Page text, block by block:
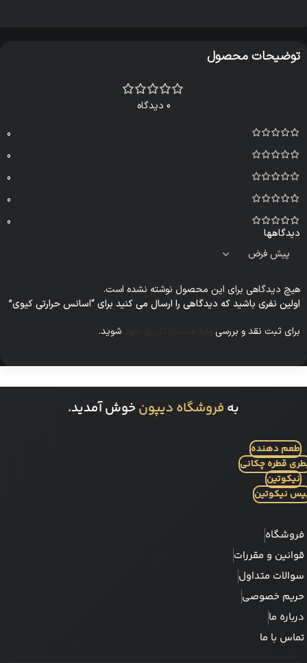
توضیحات محصول
0 دیدگاه
0
0
0
0
0
دیدگاهها
هیچ دیدگاهی برای این محصول نوشته نشده است.
اولین نفری باشید که دیدگاهی را ارسال می کنید برای “اسانس حرارتی کیوی”
برای ثبت نقد و بررسی
شوید.
به فروشگاه دیپونخوش آمدید.
طعم دهنده
قطره چکانی
نیکوتین
نیکوتین
فروشگاه
قوانین و مقررات
سوالات متداول
حریم خصوصی
درباره ما
تماس با ما